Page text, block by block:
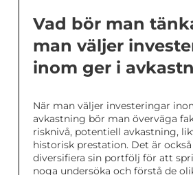
Vad bör man
man väljer
inom ger i
När man väljer investeringar
avkastning bör man överväga
risknivå, potentiell avkastning,
historisk prestation. Det är
diversifiera sin portfölj för att
noga undersöka och förstå de